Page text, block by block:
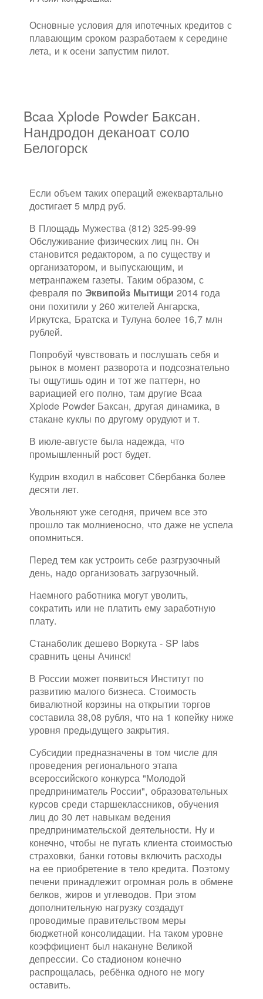
Основные условия для ипотечных кредитов с
плавающим сроком разработаем к середине
лета, и к осени запустим пилот.
Bcaa Xplode Powder Баксан.
Нандродон деканоат соло
Белогорск
Если объем таких операций ежеквартально
достигает 5 млрд руб.
В Площадь Мужества (812) 325-99-99
Обслуживание физических лиц пн. Он
становится редактором, а по существу и
организатором, и выпускающим, и
метранпажем газеты. Таким образом, с
февраля по Эквипойз Мытищи 2014 года
они похитили у 260 жителей Ангарска,
Иркутска, Братска и Тулуна более 16,7 млн
рублей.
Попробуй чувствовать и послушать себя и
рынок в момент разворота и подсознательно
ты ощутишь один и тот же паттерн, но
вариацией его полно, там другие Bcaa
Xplode Powder Баксан, другая динамика, в
стакане куклы по другому орудуют и т.
В июле-августе была надежда, что
промышленный рост будет.
Кудрин входил в набсовет Сбербанка более
десяти лет.
Увольняют уже сегодня, причем все это
прошло так молниеносно, что даже не успела
опомниться.
Перед тем как устроить себе разгрузочный
день, надо организовать загрузочный.
Наемного работника могут уволить,
сократить или не платить ему заработную
плату.
Станаболик дешево Воркута - SP labs
сравнить цены Ачинск!
В России может появиться Институт по
развитию малого бизнеса. Стоимость
бивалютной корзины на открытии торгов
составила 38,08 рубля, что на 1 копейку ниже
уровня предыдущего закрытия.
Субсидии предназначены в том числе для
проведения регионального этапа
всероссийского конкурса "Молодой
предприниматель России", образовательных
курсов среди старшеклассников, обучения
лиц до 30 лет навыкам ведения
предпринимательской деятельности. Ну и
конечно, чтобы не пугать клиента стоимостью
страховки, банки готовы включить расходы
на ее приобретение в тело кредита. Поэтому
печени принадлежит огромная роль в обмене
белков, жиров и углеводов. При этом
дополнительную нагрузку создадут
проводимые правительством меры
бюджетной консолидации. На таком уровне
коэффициент был накануне Великой
депрессии. Со стадионом конечно
распрощалась, ребёнка одного не могу
оставить.